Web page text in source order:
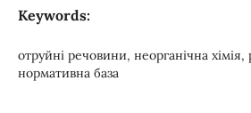
Keywords:
отруйні речовини, неорганічна хімія,
нормативна база